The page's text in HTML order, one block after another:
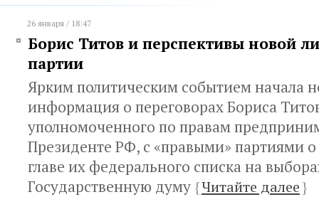
26 января / 18:47
Борис Титов и перспективы новой
партии
Ярким политическим событием начала
информация о переговорах Бориса
уполномоченного по правам
Президенте РФ, с «правыми» партиями
главе их федерального списка на
Государственную думу {Читайте далее}